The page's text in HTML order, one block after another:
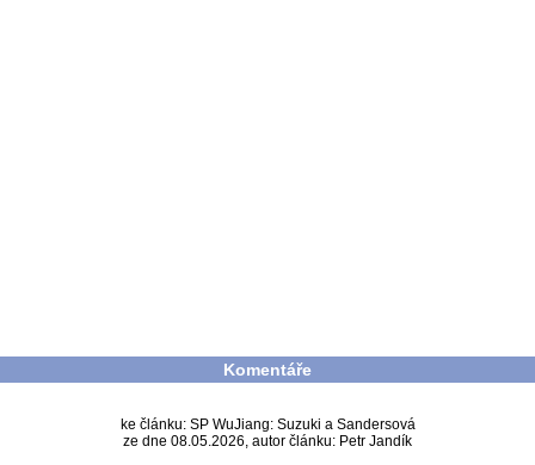
Komentáře
ke článku: SP WuJiang: Suzuki a Sandersová
ze dne 08.05.2026, autor článku: Petr Jandík